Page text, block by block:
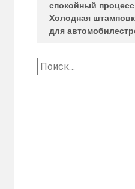
спокойный процесс
Холодная
для
Найти: